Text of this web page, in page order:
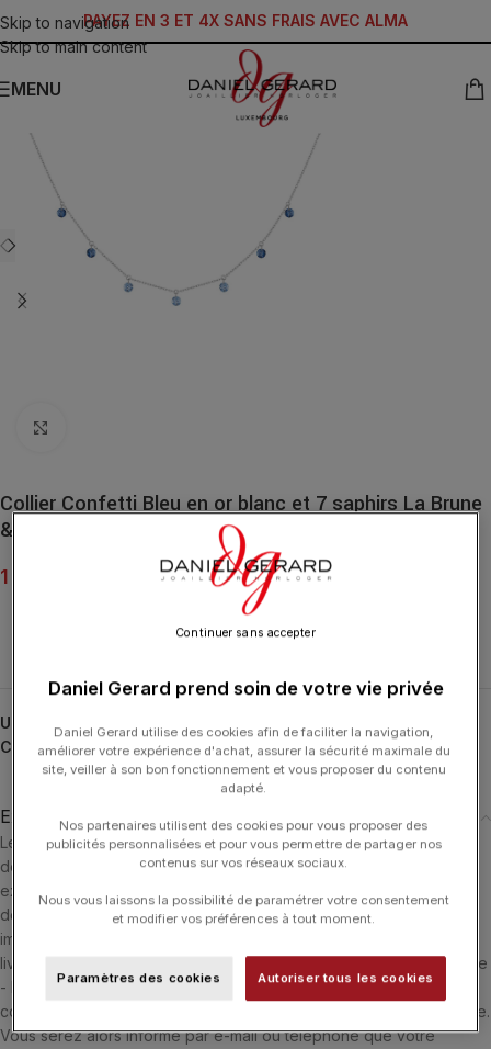
Skip to navigation
Skip to main content
PAYEZ EN 3 ET 4X SANS FRAIS AVEC ALMA
MENU
Collier Confetti Bleu en or blanc et 7 saphirs La Brune
& La Blonde
1 290.00
UGS :
Catégorie : LA BRUNE ET LA BLONDE
Expédition & Livraison
Les produits en stock sont généralement expédiés dans un délai
de 24 heures ouvrées après réception du paiement. Ils sont
expédiés via le transporteur le plus adéquate en fonction du lieu
de livraison. Si le produit n'est pas en stock il sera commandé
immédiatement et nous vous informerons dès sa réception. La
livraison est offerte dans les 3 pays suivants : Luxembourg - France
- Belgique. Si vous souhaitez être accueilli par l'un de nos
conseiller, vous pouvez choisir le retrait de vos achats en boutique.
Vous serez alors informé par e-mail ou téléphone que votre
Daniel Gerard prend soin de votre vie privée
Daniel Gerard utilise des cookies afin de faciliter la navigation,
améliorer votre expérience d'achat, assurer la sécurité maximale du
site, veiller à son bon fonctionnement et vous proposer du contenu
adapté.
Nos partenaires utilisent des cookies pour vous proposer des
publicités personnalisées et pour vous permettre de partager nos
contenus sur vos réseaux sociaux.
Nous vous laissons la possibilité de paramétrer votre consentement
et modifier vos préférences à tout moment.
Paramètres des cookies Autoriser tous les cookies
Continuer sans accepter